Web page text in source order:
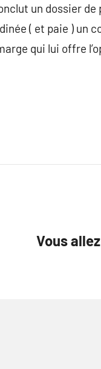
un dossier
( et paie ) un
qui lui offre
Vous